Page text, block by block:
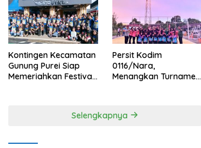
Kontingen Kecamatan
Gunung Purei Siap
Memeriahkan Festival
Persit Kodim
0116/Nara,
Menangkan Turnamen
Selengkapnya